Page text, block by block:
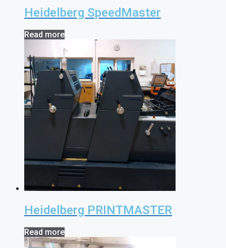
Heidelberg SpeedMaster
Read more
Heidelberg PRINTMASTER
Read more